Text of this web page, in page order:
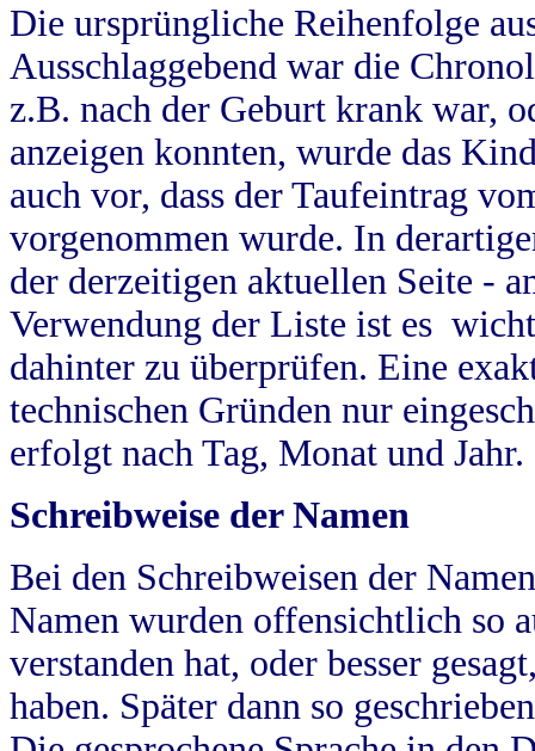
Die ursprüngliche Reihenfolge
Ausschlaggebend war die
z.B. nach der Geburt krank war,
anzeigen konnten, wurde das
auch vor, dass der Taufeintrag
vorgenommen wurde. In
der derzeitigen aktuellen Seite -
Verwendung der Liste ist es
dahinter zu überprüfen. Eine
technischen Gründen nur
erfolgt nach Tag, Monat und Jahr.
Schreibweise der Namen
Bei den Schreibweisen der
Namen wurden offensichtlich so
verstanden hat, oder besser
haben. Später dann so